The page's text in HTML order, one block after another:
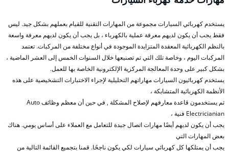
يستخدم كهربائي السيارات مجموعة من المهارات التقنية للقيام بعملهم بشكل جيد. ليس
فقط يجب أن يكون لديهم معرفة عملية بالكهرباء ، بل يجب أن يكون لديهم معرفة واسعة
بالنظم الكهربائية المعقدة المتزايدة الموجودة في أنواع مختلفة من المركبات. تعتمد
المركبات اليوم ، وخاصة تلك التي تم تصنيعها خلال السنوات الخمس إلى العشر الماضية ،
بشكل كبير على وحدة المعالجة المركزية الإلكترونية الخاصة بها للعمل.
يستخدم كهربائيون السيارات مهاراتهم التحليلية لإجراء الاختبارات التشخيصية على هذه
الأنظمة الكهربائية المتشابكة ،
ثم يستخدمون قاعدة معارفهم لإصلاح المشكلة , في حين أن معظم وظائف Auto
Electricianian فنية ،
يجب أن يكون لديهم أيضًا مهارات اتصال جيدة للتعامل مع العملاء على أساس يومي. هناك
بعض المهارات التي
يجب أن يمتلكها كل كهربائي سيارات لكي يكون ناجحًا. قمنا بتجميع القائمة التالية من